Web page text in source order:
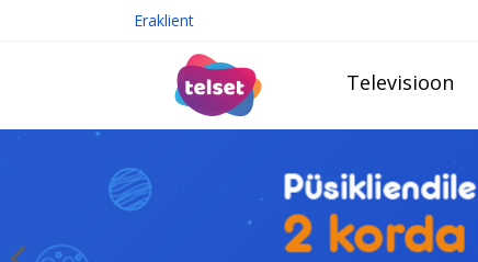
Eraklient
Televisioon